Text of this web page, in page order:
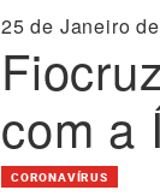
25 de Janeiro
com a
CORONAVÍRUS